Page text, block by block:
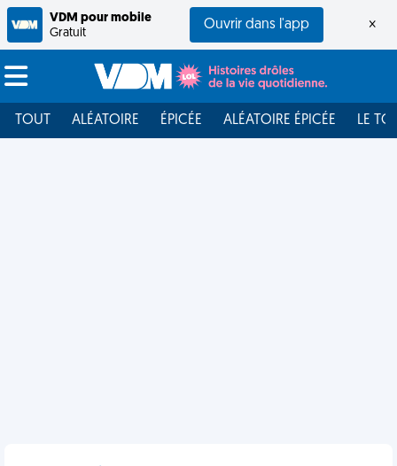
VDM pour mobile
Gratuit
Ouvrir dans l'app ×
TOUT ALÉATOIRE ÉPICÉE ALÉATOIRE ÉPICÉE LE